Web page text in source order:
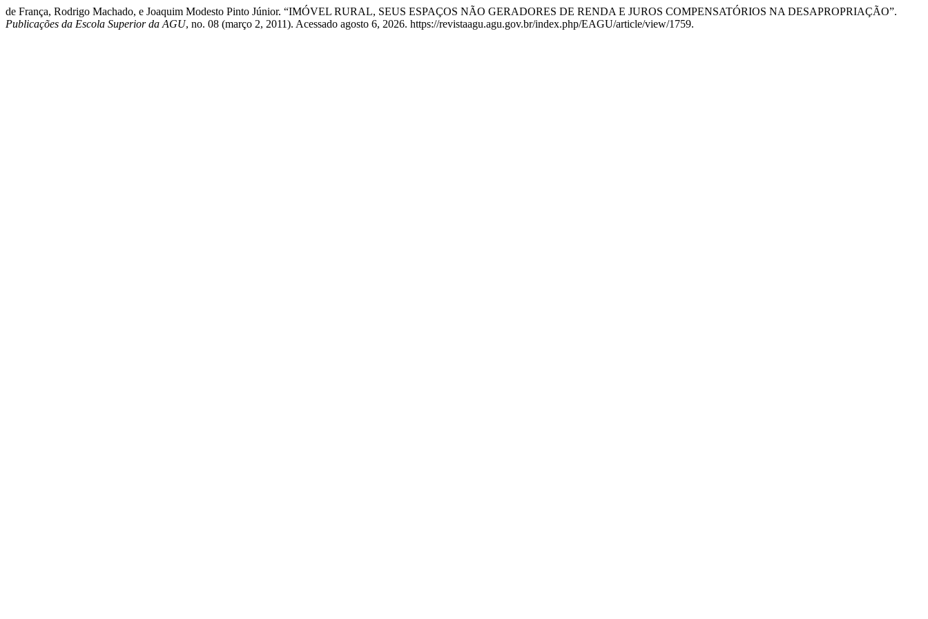
de França, Rodrigo Machado, e Joaquim Modesto Pinto Júnior. “IMÓVEL RURAL, SEUS ESPAÇOS NÃO GERADORES DE RENDA E JUROS COMPENSATÓRIOS NA DESAPROPRIAÇÃO”.
Publicações da Escola Superior da AGU, no. 08 (março 2, 2011). Acessado agosto 6, 2026. https://revistaagu.agu.gov.br/index.php/EAGU/article/view/1759.